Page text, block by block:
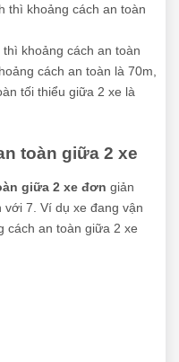
thì khoảng cách an toàn
khoảng cách an toàn
cách an toàn là 70m,
tối thiểu giữa 2 xe là
toàn giữa 2 xe
giữa 2 xe đơn giản
với 7. Ví dụ xe đang vận
cách an toàn giữa 2 xe